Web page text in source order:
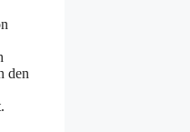
den